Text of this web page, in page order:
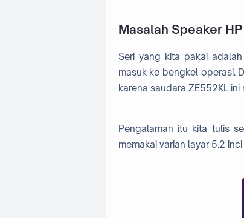
Masalah Speaker
Seri yang kita pakai
masuk ke bengkel operasi.
karena saudara ZE552KL ini
Pengalaman itu kita tulis
memakai varian layar 5.2 inci